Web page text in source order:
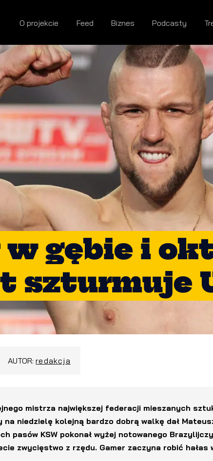
O projekcie Feed Biznes Podcasty
w gębie i
szturmuje
AUTOR:redakcja
mistrza największej federacji mieszanych
niedzielę kolejną bardzo dobrą walkę dał
pasów KSW pokonał wyżej notowanego
zwycięstwo z rzędu. Gamer zaczyna robić hałas